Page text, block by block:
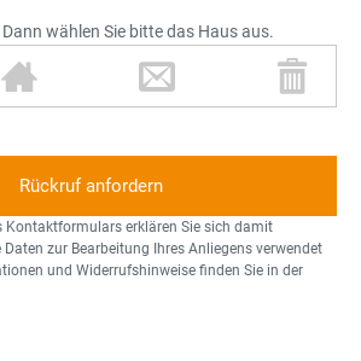
wählen Sie bitte das Haus aus.
H
a
s
B
r
e
ü
l
o
n
Kontaktformulars erklären Sie sich damit
zur Bearbeitung Ihres Anliegens verwendet
und Widerrufshinweise finden Sie in der